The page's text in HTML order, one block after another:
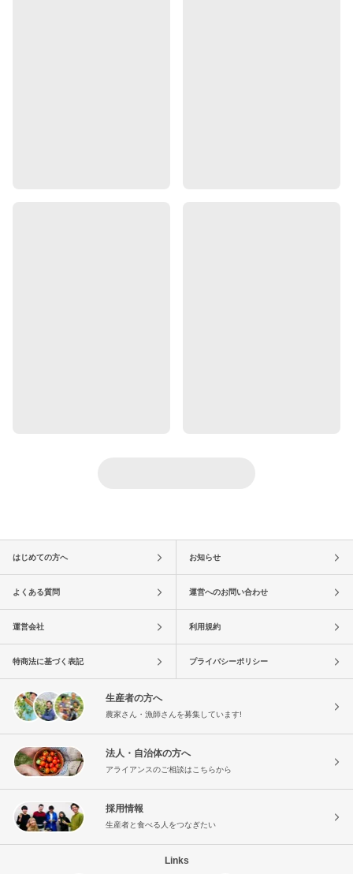
はじめての方へ お知らせ
よくある質問 運営へのお問い合わせ
運営会社 利用規約
特商法に基づく表記 プライバシーポリシー
生産者の方へ
農家さん・漁師さんを募集しています!
法人・自治体の方へ
アライアンスのご相談はこちらから
採用情報
生産者と食べる人をつなぎたい
Links